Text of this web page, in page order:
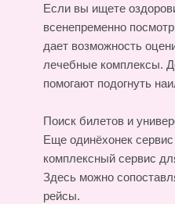
Если вы ищете
всенепременно
дает возможность
лечебные комплексы.
помогают подогнуть
Поиск билетов и
Еще одинёхонек
комплексный сервис
Здесь можно
рейсы.